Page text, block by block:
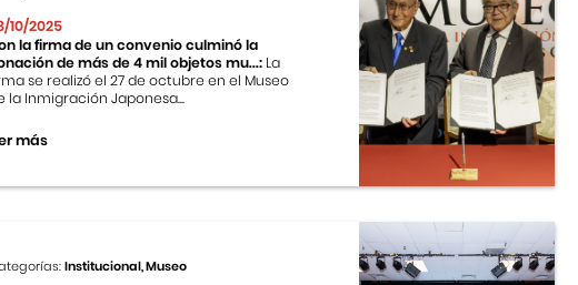
10/2025
la firma de un convenio culminó la
de más de 4 mil objetos mu...: La
se realizó el 27 de octubre en el Museo
la Inmigración Japonesa...
más
Institucional, Museo